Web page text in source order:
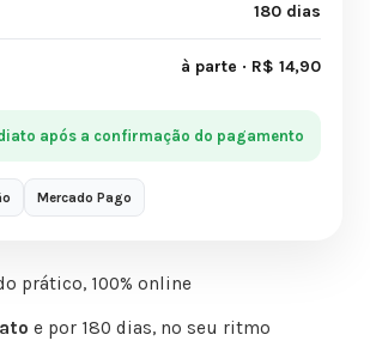
prático, 100% online
e por 180 dias, no seu ritmo
180 dias
à parte · R$ 14,90
após a confirmação do pagamento
Mercado Pago